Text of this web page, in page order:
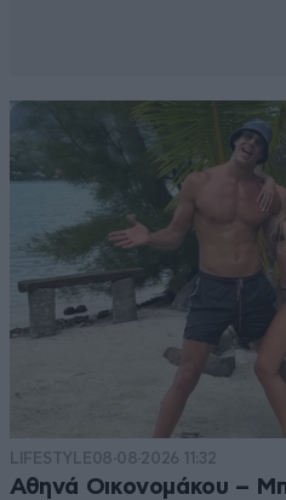
LIFESTYLE08·08·2026 11:32
Αθηνά Οικονομάκου –